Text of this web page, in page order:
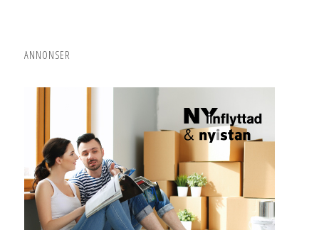
ANNONSER